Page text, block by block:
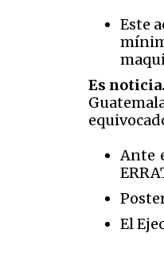
Este
Es noticia.
Ante
El